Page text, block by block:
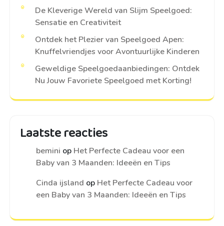
De Kleverige Wereld van Slijm Speelgoed:
Sensatie en Creativiteit
Ontdek het Plezier van Speelgoed Apen:
Knuffelvriendjes voor Avontuurlijke Kinderen
Geweldige Speelgoedaanbiedingen: Ontdek
Nu Jouw Favoriete Speelgoed met Korting!
Laatste reacties
bemini op Het Perfecte Cadeau voor een
Baby van 3 Maanden: Ideeën en Tips
Cinda ijsland op Het Perfecte Cadeau voor
een Baby van 3 Maanden: Ideeën en Tips